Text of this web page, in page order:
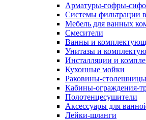
Арматуры-гофры-
Системы фильтрации
Мебель для ванных
Смесители
Ванны и
Унитазы и
Инсталляции и
Кухонные мойки
Раковины-столешницы
Кабины-ограждения-
Полотенцесушители
Аксессуары для
Лейки-шланги